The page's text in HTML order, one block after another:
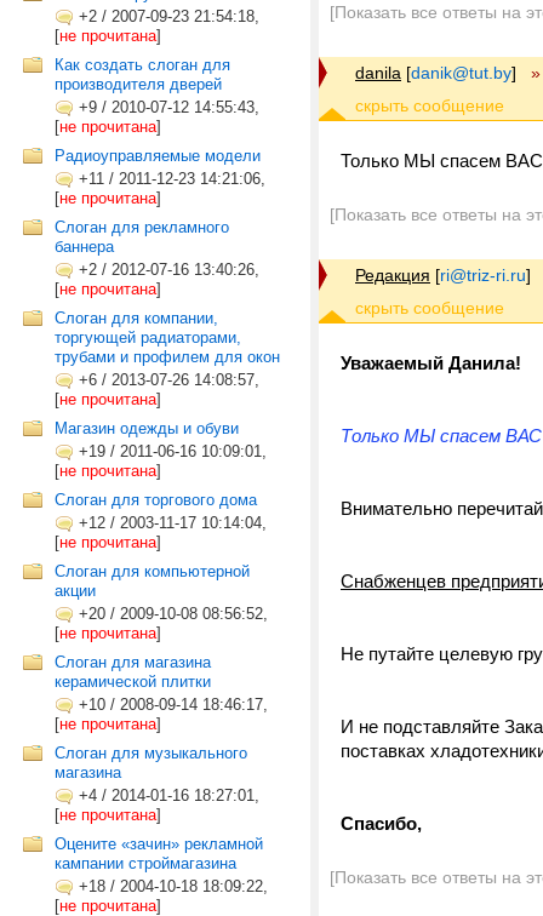
+2 / 2007-09-23 21:54:18,
[не прочитана]
Как создать слоган для
производителя дверей
+9 / 2010-07-12 14:55:43,
[не прочитана]
Радиоуправляемые модели
+11 / 2011-12-23 14:21:06,
[не прочитана]
Слоган для рекламного
баннера
+2 / 2012-07-16 13:40:26,
[не прочитана]
Слоган для компании,
торгующей радиаторами,
трубами и профилем для окон
+6 / 2013-07-26 14:08:57,
[не прочитана]
Магазин одежды и обуви
+19 / 2011-06-16 10:09:01,
[не прочитана]
Слоган для торгового дома
+12 / 2003-11-17 10:14:04,
[не прочитана]
Слоган для компьютерной
акции
+20 / 2009-10-08 08:56:52,
[не прочитана]
Слоган для магазина
керамической плитки
+10 / 2008-09-14 18:46:17,
[не прочитана]
Слоган для музыкального
магазина
+4 / 2014-01-16 18:27:01,
[не прочитана]
Оцените «зачин» рекламной
кампании строймагазина
+18 / 2004-10-18 18:09:22,
[не прочитана]
[Показать все ответы на
danila [danik@tut.by] »
Только МЫ спасем ВАС
[Показать все ответы на
Редакция [ri@triz-ri.ru]
Уважаемый Данила!
Только МЫ спасем ВАС
Внимательно
Снабженцев
Не путайте целевую
И не подставляйте
поставках
Спасибо,
[Показать все ответы на